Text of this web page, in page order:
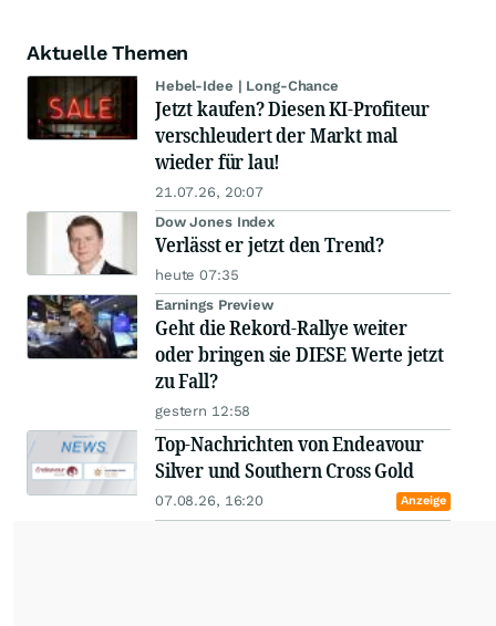
Aktuelle Themen
Hebel-Idee | Long-Chance
Jetzt kaufen? Diesen KI-Profiteur
verschleudert der Markt mal
wieder für lau!
21.07.26, 20:07
Dow Jones Index
Verlässt er jetzt den Trend?
heute 07:35
Earnings Preview
Geht die Rekord-Rallye weiter
oder bringen sie DIESE Werte jetzt
zu Fall?
gestern 12:58
Top-Nachrichten von Endeavour
Silver und Southern Cross Gold
07.08.26, 16:20 Anzeige